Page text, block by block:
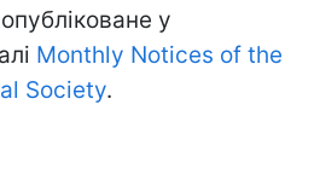
у
Monthly Notices of the
Society.